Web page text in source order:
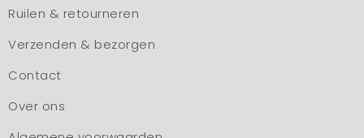
Ruilen & retourneren
Verzenden & bezorgen
Contact
Over ons